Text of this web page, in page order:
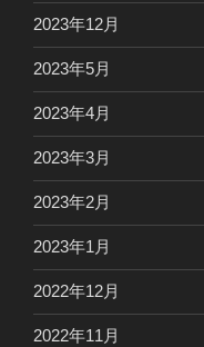
2023年12月
2023年5月
2023年4月
2023年3月
2023年2月
2023年1月
2022年12月
2022年11月